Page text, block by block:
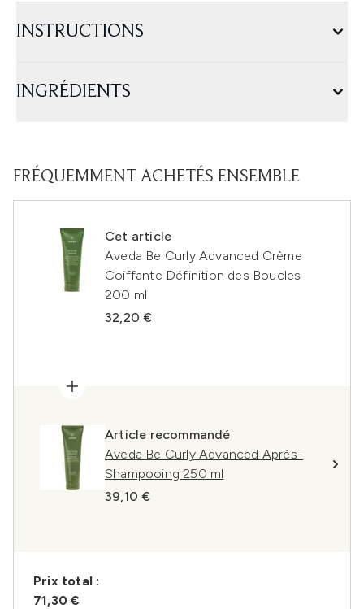
INSTRUCTIONS
INGRÉDIENTS
FRÉQUEMMENT ACHETÉS ENSEMBLE
Cet article
Aveda Be Curly Advanced Crème
Coiffante Définition des Boucles
200 ml
32,20 €
Article recommandé
Aveda Be Curly Advanced Après-
Shampooing 250 ml
39,10 €
Prix ​​total :
71,30 €